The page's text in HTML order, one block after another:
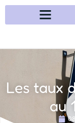
Les taux
au